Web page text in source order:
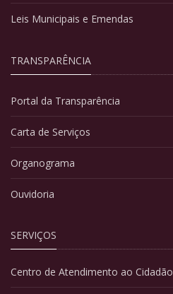
Leis Municipais e Emendas
TRANSPARÊNCIA
Portal da Transparência
Carta de Serviços
Organograma
Ouvidoria
SERVIÇOS
Centro de Atendimento ao Cidadão